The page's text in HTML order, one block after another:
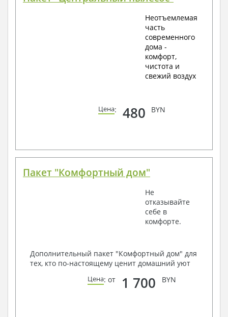
Неотъемлемая
часть
современного
дома -
комфорт,
чистота и
свежий воздух
Цена: 480 BYN
Пакет "Комфортный дом"
Не
отказывайте
себе в
комфорте.
Дополнительный пакет "Комфортный дом" для
тех, кто по-настоящему ценит домашний уют
Цена: от 1 700 BYN